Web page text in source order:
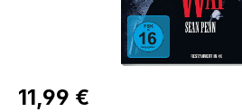
Regulärer Preis:
11,99 €